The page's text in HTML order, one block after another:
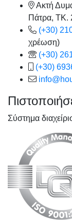
Ακτή
Πάτρα, TK.
(+30)
χρέωση)
(+30)
(+30)
Σύστημα